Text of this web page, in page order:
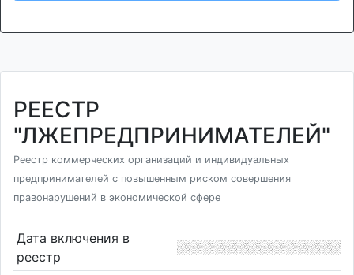
РЕЕСТР
"ЛЖЕПРЕДПРИНИМАТЕЛЕЙ"
Реестр коммерческих организаций и индивидуальных
предпринимателей с повышенным риском совершения
правонарушений в экономической сфере
Дата включения в
реестр